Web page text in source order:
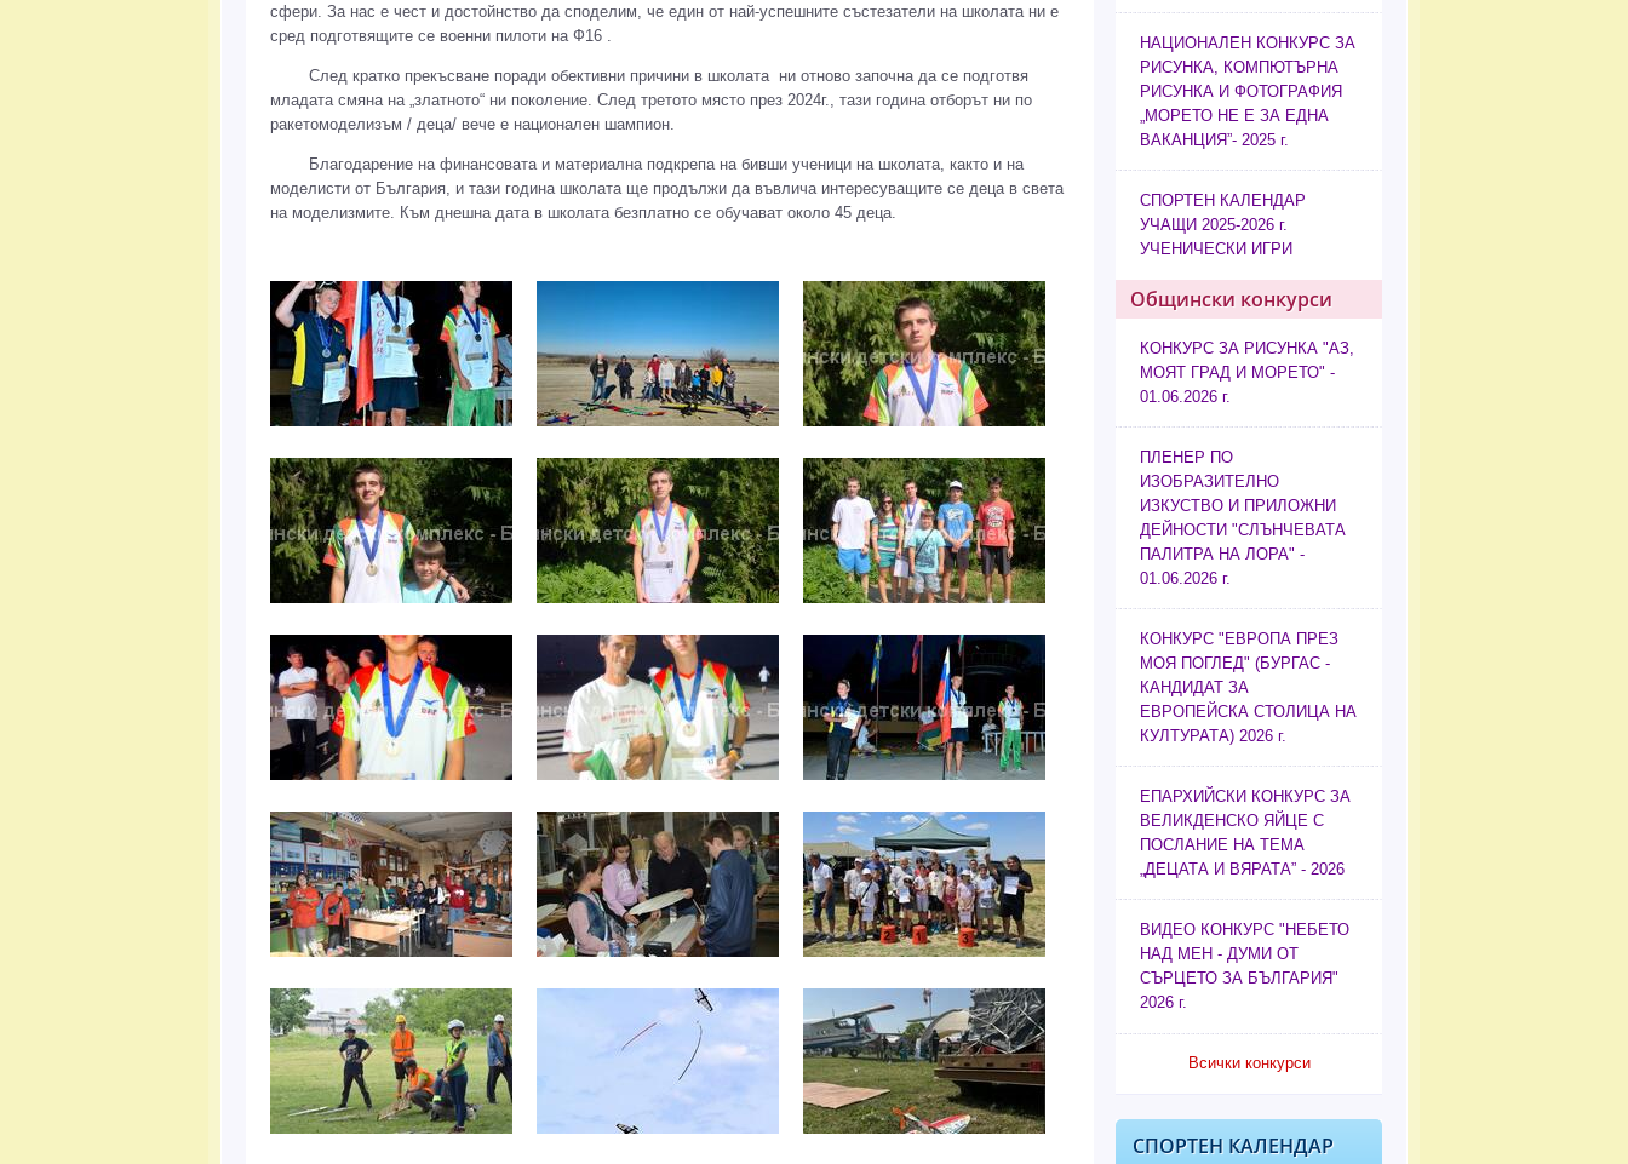
сфери. За нас е чест и достойнство да споделим, че един от най-успешните състезатели на школата ни е
сред подготвящите се военни пилоти на Ф16 .
След кратко прекъсване поради обективни причини в школата ни отново започна да се подготвя
младата смяна на „златното“ ни поколение. След третото място през 2024г., тази година отборът ни по
ракетомоделизъм / деца/ вече е национален шампион.
Благодарение на финансовата и материална подкрепа на бивши ученици на школата, както и на
моделисти от България, и тази година школата ще продължи да въвлича интересуващите се деца в света
на моделизмите. Към днешна дата в школата безплатно се обучават около 45 деца.
НАЦИОНАЛЕН КОНКУРС ЗА
РИСУНКА, КОМПЮТЪРНА
РИСУНКА И ФОТОГРАФИЯ
„МОРЕТО НЕ Е ЗА ЕДНА
ВАКАНЦИЯ”- 2025 г.
СПОРТЕН КАЛЕНДАР
УЧАЩИ 2025-2026 г.
УЧЕНИЧЕСКИ ИГРИ
Общински конкурси
КОНКУРС ЗА РИСУНКА "АЗ,
МОЯТ ГРАД И МОРЕТО" -
01.06.2026 г.
ПЛЕНЕР ПО
ИЗОБРАЗИТЕЛНО
ИЗКУСТВО И ПРИЛОЖНИ
ДЕЙНОСТИ "СЛЪНЧЕВАТА
ПАЛИТРА НА ЛОРА" -
01.06.2026 г.
КОНКУРС "ЕВРОПА ПРЕЗ
МОЯ ПОГЛЕД" (БУРГАС -
КАНДИДАТ ЗА
ЕВРОПЕЙСКА СТОЛИЦА НА
КУЛТУРАТА) 2026 г.
ЕПАРХИЙСКИ КОНКУРС ЗА
ВЕЛИКДЕНСКО ЯЙЦЕ С
ПОСЛАНИЕ НА ТЕМА
„ДЕЦАТА И ВЯРАТА” - 2026
ВИДЕО КОНКУРС "НЕБЕТО
НАД МЕН - ДУМИ ОТ
СЪРЦЕТО ЗА БЪЛГАРИЯ"
2026 г.
Всички конкурси
СПОРТЕН КАЛЕНДАР